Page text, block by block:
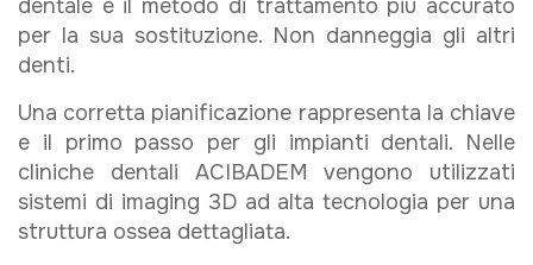
dentale è il metodo di trattamento più accurato
per la sua sostituzione. Non danneggia gli altri
denti.
Una corretta pianificazione rappresenta la chiave
e il primo passo per gli impianti dentali. Nelle
cliniche dentali ACIBADEM vengono utilizzati
sistemi di imaging 3D ad alta tecnologia per una
struttura ossea dettagliata.